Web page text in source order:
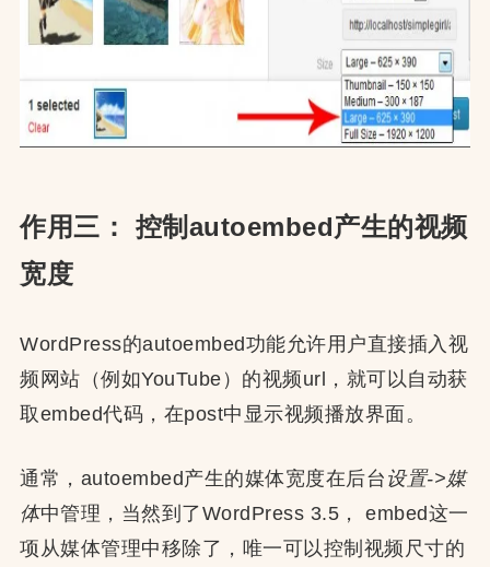
作用三： 控制autoembed产生的视频
宽度
WordPress的autoembed功能允许用户直接插入视
频网站（例如YouTube）的视频url，就可以自动获
取embed代码，在post中显示视频播放界面。
通常，autoembed产生的媒体宽度在后台 设置->媒
体中管理，当然到了WordPress 3.5， embed这一
项从媒体管理中移除了，唯一可以控制视频尺寸的